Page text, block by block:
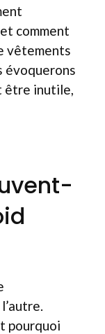
comment
vêtements
évoquerons
être inutile,
pourquoi